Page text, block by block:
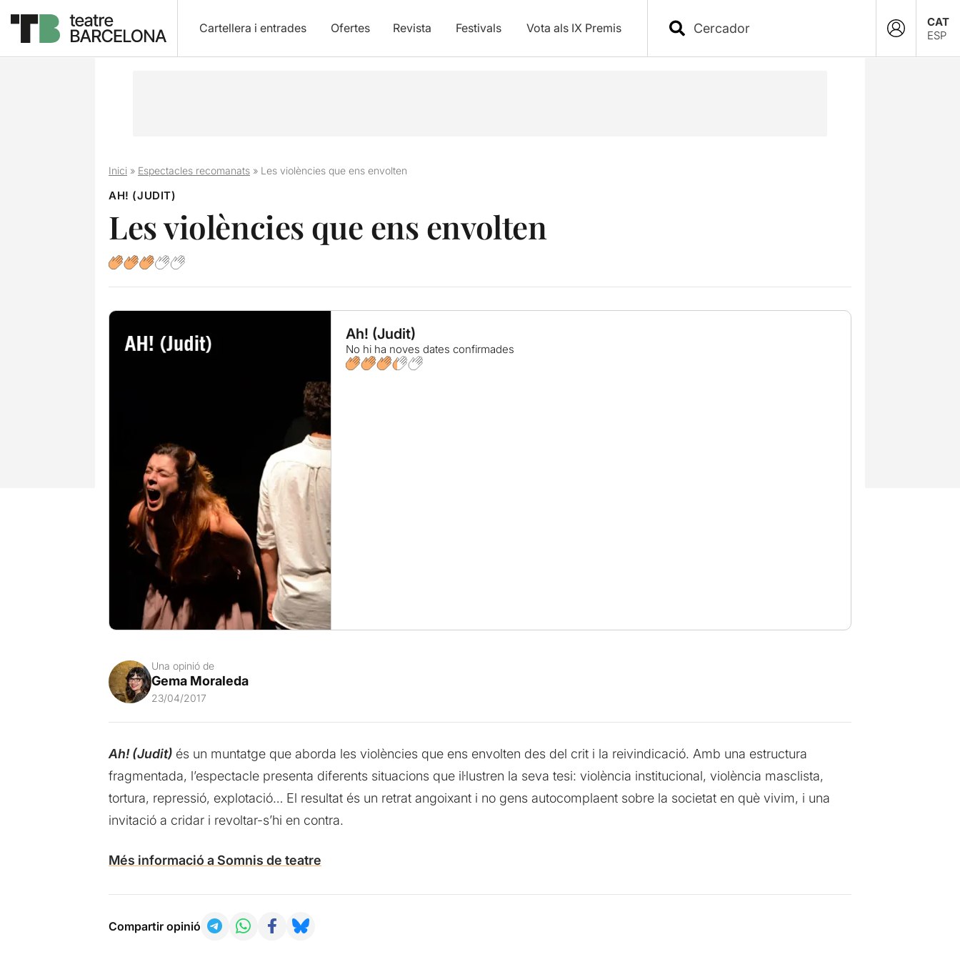
Cartellera i entrades Ofertes Revista Festivals Vota als IX Premis
CAT
ESP
Inici» Espectacles recomanats» Les violències que ens envolten
AH! (JUDIT)
Les violències que ens envolten
Ah! (Judit)
No hi ha noves dates confirmades
Una opinió de
Gema Moraleda
23/04/2017
Ah! (Judit)és un muntatge que aborda les violències que ens envolten des del crit i la reivindicació. Amb una estructura
fragmentada, l’espectacle presenta diferents situacions que il·lustren la seva tesi: violència institucional, violència masclista,
tortura, repressió, explotació… El resultat és un retrat angoixant i no gens autocomplaent sobre la societat en què vivim, i una
invitació a cridar i revoltar-s’hi en contra.
Més informació a Somnis de teatre
Compartir opinió